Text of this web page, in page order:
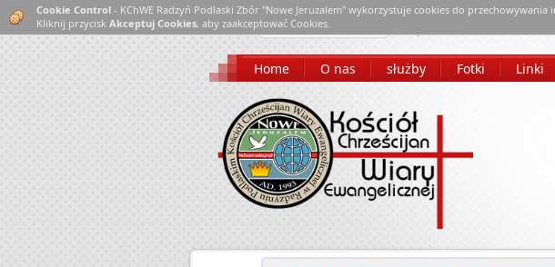
Home O nas służby Fotki Linki
Cookie Control - KChWE Radzyń Podlaski Zbór "Nowe Jeruzalem" wykorzystuje cookies do
Kliknij przycisk Akceptuj Cookies, aby zaakceptować Cookies.